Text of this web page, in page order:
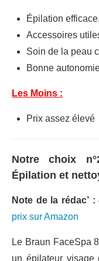
Épilation
Accessoires
Soin de la peau
Bonne
Les Moins :
Prix assez élevé
Notre choix
Épilation et
Note de la rédac’ :
prix sur Amazon
Le Braun FaceSpa
un épilateur visage